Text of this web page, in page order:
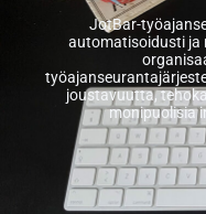
JotBar-
automatisoidusti ja
joustavuutta,
monipuolisia